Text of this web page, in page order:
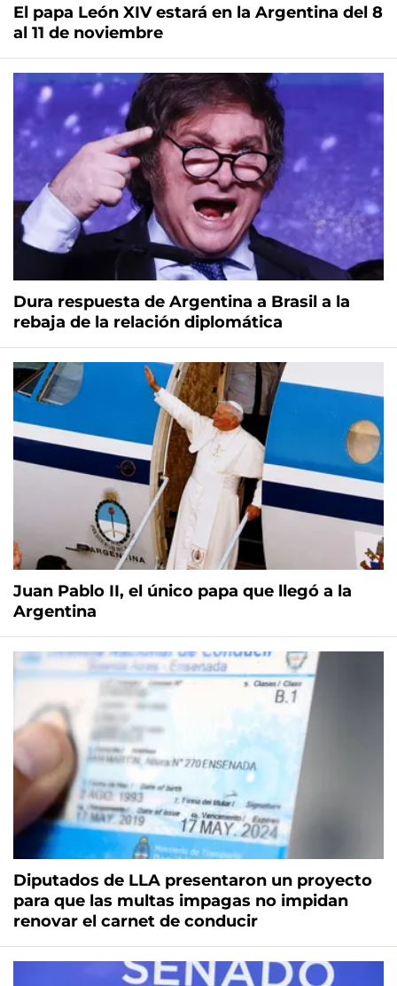
El papa León XIV estará en la Argentina del 8
al 11 de noviembre
Dura respuesta de Argentina a Brasil a la
rebaja de la relación diplomática
Juan Pablo II, el único papa que llegó a la
Argentina
Diputados de LLA presentaron un proyecto
para que las multas impagas no impidan
renovar el carnet de conducir